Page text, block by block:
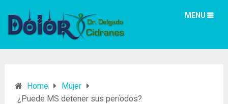
MENU
Home
Mujer
¿Puede MS detener sus períodos?